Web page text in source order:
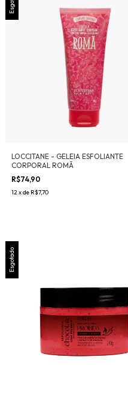
LOCCITANE - GELEIA ESFOLIANTE
CORPORAL ROMÃ
R$74,90
12xde R$7,70
Esgotado